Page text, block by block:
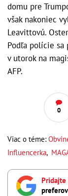
domu pre
však nakoniec
Leavittovú.
Podľa polície
v utorok na
AFP.
0
Viac o téme:
Influencerka,
Pridajte